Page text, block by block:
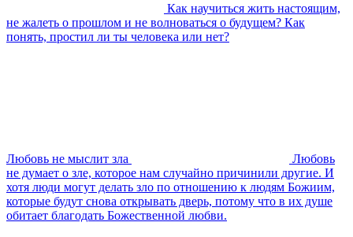
Как научиться жить настоящим,
не жалеть о прошлом и не волноваться о будущем? Как
понять, простил ли ты человека или нет?
Любовь не мыслит зла
Любовь
не думает о зле, которое нам случайно причинили другие. И
хотя люди могут делать зло по отношению к людям Божиим,
которые будут снова открывать дверь, потому что в их душе
обитает благодать Божественной любви.